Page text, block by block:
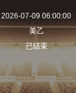
2026-07-09 06:00:00
美乙
已结束